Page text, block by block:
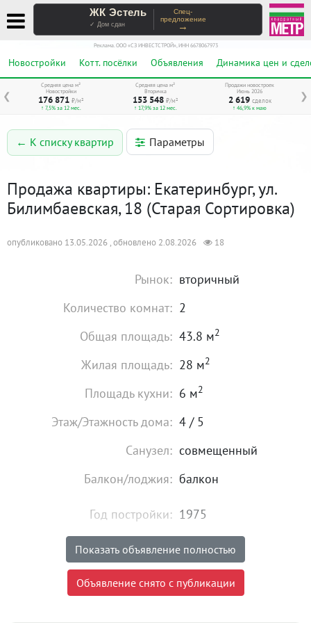
ЖК Эстель
✓ Дом сдан
Спец-
предложение
→
Реклама. ООО «СЗ ИНВЕСТСТРОЙ», ИНН 6678067973
Новостройки Котт. посёлки Объявления Динамика цен и
❮ ❯
Средняя цена м²
Новостройки
176 871 ₽/м²
↑ 7,5% за 12 мес.
Средняя цена м²
Вторичка
153 548 ₽/м²
↑ 17,9% за 12 мес.
Продажи новостроек
Июнь 2026
2 619 сделок
↑ 46,9% к маю
← К списку квартир Параметры
Продажа квартиры: Екатеринбург, ул.
Билимбаевская, 18 (Старая Сортировка)
опубликовано 13.05.2026 , обновлено 2.08.2026 18
Рынок: вторичный
Количество комнат: 2
Общая площадь: 43.8 м2
Жилая площадь: 28 м2
Площадь кухни: 6 м2
Этаж/Этажность дома: 4 / 5
Санузел: совмещенный
Балкон/лоджия: балкон
Год постройки: 1975
Высота потолков:
Состояние: хорошее
Показать объявление полностью
Объявление снято с публикации